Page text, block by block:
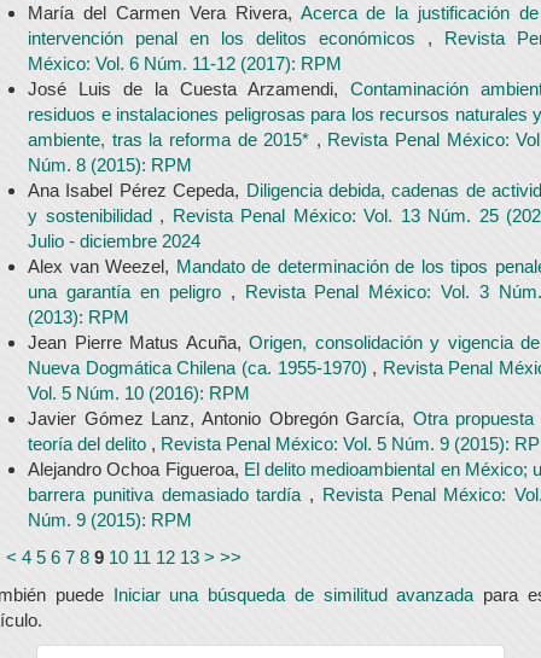
María del Carmen Vera Rivera, Acerca de la justificación
intervención penal en los delitos económicos , Revista
México: Vol. 6 Núm. 11-12 (2017): RPM
José Luis de la Cuesta Arzamendi, Contaminación
residuos e instalaciones peligrosas para los recursos naturales
ambiente, tras la reforma de 2015* , Revista Penal México:
Núm. 8 (2015): RPM
Ana Isabel Pérez Cepeda, Diligencia debida, cadenas de
y sostenibilidad , Revista Penal México: Vol. 13 Núm. 25
Julio - diciembre 2024
Alex van Weezel, Mandato de determinación de los tipos
una garantía en peligro , Revista Penal México: Vol. 3
(2013): RPM
Jean Pierre Matus Acuña,Origen, consolidación y vigencia
Nueva Dogmática Chilena (ca. 1955-1970) , Revista Penal
Vol. 5 Núm. 10 (2016): RPM
Javier Gómez Lanz, Antonio Obregón García, Otra propuesta
teoría del delito , Revista Penal México: Vol. 5 Núm. 9 (2015):
Alejandro Ochoa Figueroa, El delito medioambiental en México;
barrera punitiva demasiado tardía , Revista Penal México:
Núm. 9 (2015): RPM
< 4 5 6 7 8 9 10 11 12 13 > >>
puede Iniciar una búsqueda de similitud avanzada para